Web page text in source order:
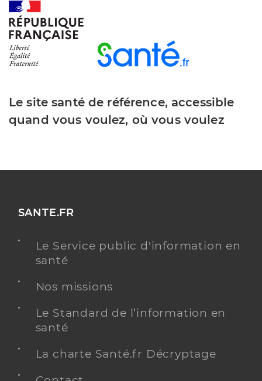
Le site santé de référence, accessible
quand vous voulez, où vous voulez
SANTE.FR
Le Service public d'information en
santé
Nos missions
Le Standard de l’information en
santé
La charte Santé.fr Décryptage